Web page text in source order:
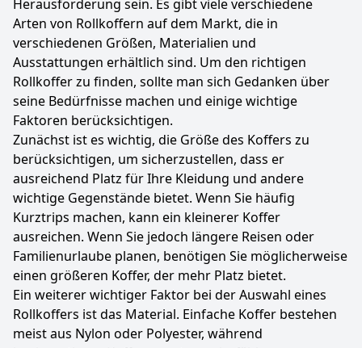
Herausforderung sein. Es gibt viele verschiedene
Arten von Rollkoffern auf dem Markt, die in
verschiedenen Größen, Materialien und
Ausstattungen erhältlich sind. Um den richtigen
Rollkoffer zu finden, sollte man sich Gedanken über
seine Bedürfnisse machen und einige wichtige
Faktoren berücksichtigen.
Zunächst ist es wichtig, die Größe des Koffers zu
berücksichtigen, um sicherzustellen, dass er
ausreichend Platz für Ihre Kleidung und andere
wichtige Gegenstände bietet. Wenn Sie häufig
Kurztrips machen, kann ein kleinerer Koffer
ausreichen. Wenn Sie jedoch längere Reisen oder
Familienurlaube planen, benötigen Sie möglicherweise
einen größeren Koffer, der mehr Platz bietet.
Ein weiterer wichtiger Faktor bei der Auswahl eines
Rollkoffers ist das Material. Einfache Koffer bestehen
meist aus Nylon oder Polyester, während